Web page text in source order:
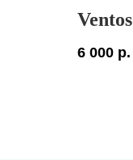
Ventos
6 000 р.